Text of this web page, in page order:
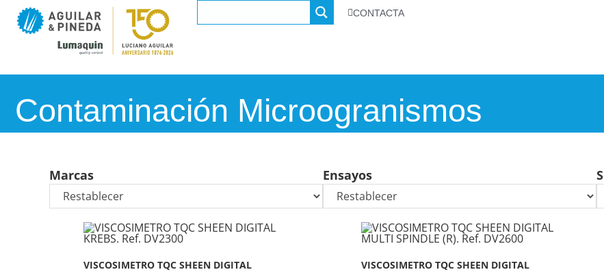
CONTACTA
Contaminación Microogranismos
Marcas Ensayos
VISCOSIMETRO TQC SHEEN DIGITAL
VISCOSIMETRO TQC SHEEN DIGITAL